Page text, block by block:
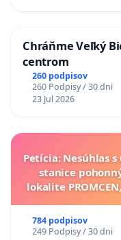
Chráňme Veľký
centrom
260 podpisov
260 Podpisy / 30 dni
23 Jul 2026
Petícia: Nesúhlas
stanice
lokalite
784 podpisov
249 Podpisy / 30 dni